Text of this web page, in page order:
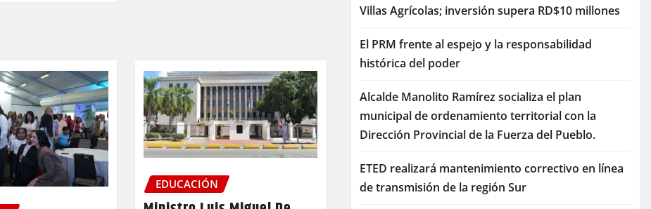
EDUCACIÓN
Villas Agrícolas; inversión supera RD$10 millones
El PRM frente al espejo y la responsabilidad
histórica del poder
Alcalde Manolito Ramírez socializa el plan
municipal de ordenamiento territorial con la
Dirección Provincial de la Fuerza del Pueblo.
ETED realizará mantenimiento correctivo en línea
de transmisión de la región Sur